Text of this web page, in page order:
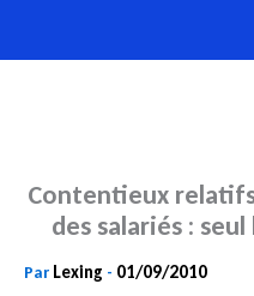
au
Contentieux
des salariés :
Par Lexing - 01/09/2010